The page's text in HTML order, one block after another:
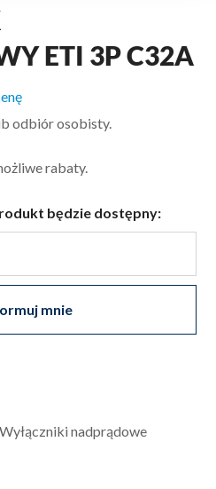
ETI 3P C32A
odbiór osobisty.
rabaty.
będzie dostępny:
mnie
nadprądowe